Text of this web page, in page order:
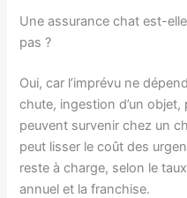
Une assurance chat est-
pas ?
Oui, car l’imprévu ne
chute, ingestion d’un
peuvent survenir chez un
peut lisser le coût des
reste à charge, selon le
annuel et la franchise.